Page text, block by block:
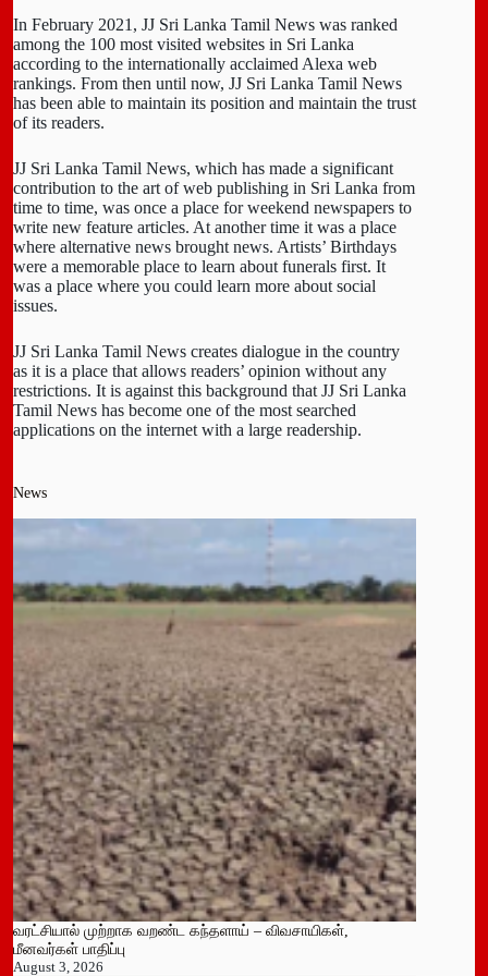
In February 2021, JJ Sri Lanka Tamil News was ranked
among the 100 most visited websites in Sri Lanka
according to the internationally acclaimed Alexa web
rankings. From then until now, JJ Sri Lanka Tamil News
has been able to maintain its position and maintain the trust
of its readers.
JJ Sri Lanka Tamil News, which has made a significant
contribution to the art of web publishing in Sri Lanka from
time to time, was once a place for weekend newspapers to
write new feature articles. At another time it was a place
where alternative news brought news. Artists’ Birthdays
were a memorable place to learn about funerals first. It
was a place where you could learn more about social
issues.
JJ Sri Lanka Tamil News creates dialogue in the country
as it is a place that allows readers’ opinion without any
restrictions. It is against this background that JJ Sri Lanka
Tamil News has become one of the most searched
applications on the internet with a large readership.
News
வரட்சியால் முற்றாக வறண்ட கந்தளாய் – விவசாயிகள்,
மீனவர்கள் பாதிப்பு
August 3, 2026